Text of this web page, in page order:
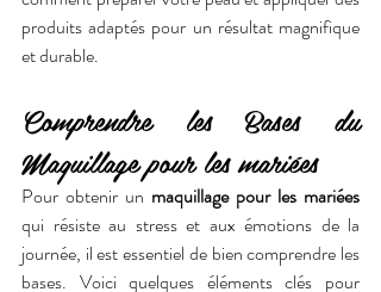
produits adaptés pour un résultat magnifique
et durable.
Comprendre les Bases du
Maquillage pour les mariées
Pour obtenir un maquillage pour les mariées
qui résiste au stress et aux émotions de la
journée, il est essentiel de bien comprendre les
bases. Voici quelques éléments clés pour